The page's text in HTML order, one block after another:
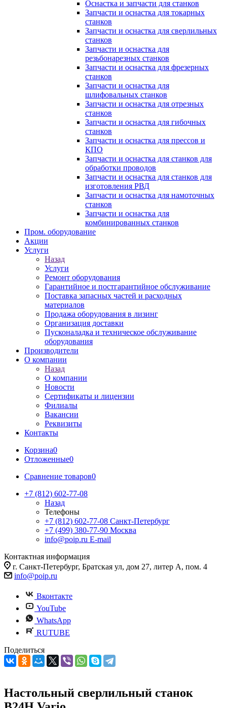
Оснастка и запчасти для станков
Запчасти и оснастка для токарных
станков
Запчасти и оснастка для сверлильных
станков
Запчасти и оснастка для
резьбонарезных станков
Запчасти и оснастка для фрезерных
станков
Запчасти и оснастка для
шлифовальных станков
Запчасти и оснастка для отрезных
станков
Запчасти и оснастка для гибочных
станков
Запчасти и оснастка для прессов и
КПО
Запчасти и оснастка для станков для
обработки проводов
Запчасти и оснастка для станков для
изготовления РВД
Запчасти и оснастка для намоточных
станков
Запчасти и оснастка для
комбинированных станков
Пром. оборудование
Акции
Услуги
Назад
Услуги
Ремонт оборудования
Гарантийное и постгарантийное обслуживание
Поставка запасных частей и расходных
материалов
Продажа оборудования в лизинг
Организация доставки
Пусконаладка и техническое обслуживание
оборудования
Производители
О компании
Назад
О компании
Новости
Сертификаты и лицензии
Филиалы
Вакансии
Реквизиты
Контакты
Корзина0
Отложенные0
Сравнение товаров0
+7 (812) 602-77-08
Назад
Телефоны
+7 (812) 602-77-08 Санкт-Петербург
+7 (499) 380-77-90 Москва
info@poip.ru E-mail
Контактная информация
г. Санкт-Петербург, Братская ул, дом 27, литер А, пом. 4
info@poip.ru
Вконтакте
YouTube
WhatsApp
RUTUBE
Поделиться
Настольный сверлильный станок